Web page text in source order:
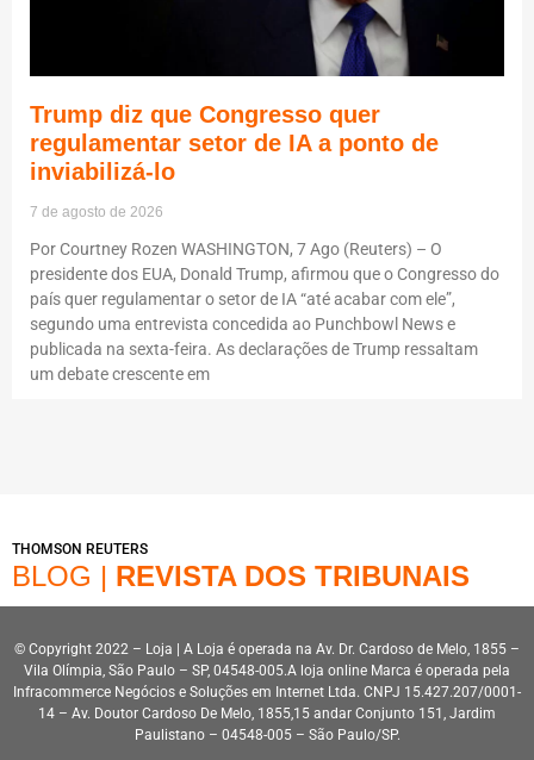
Trump diz que Congresso quer
regulamentar setor de IA a ponto de
inviabilizá-lo
7 de agosto de 2026
Por Courtney Rozen WASHINGTON, 7 Ago (Reuters) – O
presidente dos EUA, Donald Trump, afirmou que o Congresso do
país quer regulamentar o setor de IA “até acabar com ele”,
segundo uma entrevista concedida ao Punchbowl News e
publicada na sexta-feira. As declarações de Trump ressaltam
um debate crescente em
THOMSON REUTERS
BLOG | REVISTA DOS TRIBUNAIS
© Copyright 2022 – Loja | A Loja é operada na Av. Dr. Cardoso de Melo, 1855 –
Vila Olímpia, São Paulo – SP, 04548-005.A loja online Marca é operada pela
Infracommerce Negócios e Soluções em Internet Ltda. CNPJ 15.427.207/0001-
14 – Av. Doutor Cardoso De Melo, 1855,15 andar Conjunto 151, Jardim
Paulistano – 04548-005 – São Paulo/SP.